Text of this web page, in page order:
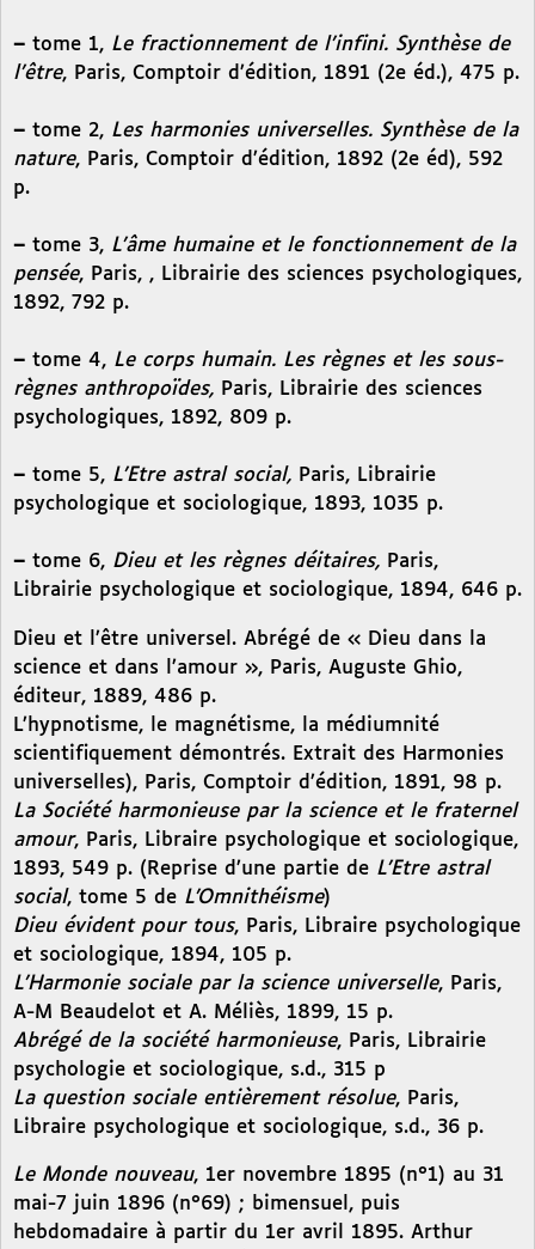
– tome 1, Le fractionnement de l’infini. Synthèse de
l’être, Paris, Comptoir d’édition, 1891 (2e éd.), 475 p.
– tome 2, Les harmonies universelles. Synthèse de la
nature, Paris, Comptoir d’édition, 1892 (2e éd), 592
p.
– tome 3, L’âme humaine et le fonctionnement de la
pensée, Paris, , Librairie des sciences psychologiques,
1892, 792 p.
– tome 4, Le corps humain. Les règnes et les sous-
règnes anthropoïdes, Paris, Librairie des sciences
psychologiques, 1892, 809 p.
– tome 5, L’Etre astral social, Paris, Librairie
psychologique et sociologique, 1893, 1035 p.
– tome 6, Dieu et les règnes déitaires, Paris,
Librairie psychologique et sociologique, 1894, 646 p.
Dieu et l’être universel. Abrégé de « Dieu dans la
science et dans l’amour », Paris, Auguste Ghio,
éditeur, 1889, 486 p.
L’hypnotisme, le magnétisme, la médiumnité
scientifiquement démontrés. Extrait des Harmonies
universelles), Paris, Comptoir d’édition, 1891, 98 p.
La Société harmonieuse par la science et le fraternel
amour, Paris, Libraire psychologique et sociologique,
1893, 549 p. (Reprise d’une partie de L’Etre astral
social, tome 5 de L’Omnithéisme)
Dieu évident pour tous, Paris, Libraire psychologique
et sociologique, 1894, 105 p.
L’Harmonie sociale par la science universelle, Paris,
A-M Beaudelot et A. Méliès, 1899, 15 p.
Abrégé de la société harmonieuse, Paris, Librairie
psychologie et sociologique, s.d., 315 p
La question sociale entièrement résolue, Paris,
Libraire psychologique et sociologique, s.d., 36 p.
Le Monde nouveau, 1er novembre 1895 (n°1) au 31
mai-7 juin 1896 (n°69) ; bimensuel, puis
hebdomadaire à partir du 1er avril 1895. Arthur